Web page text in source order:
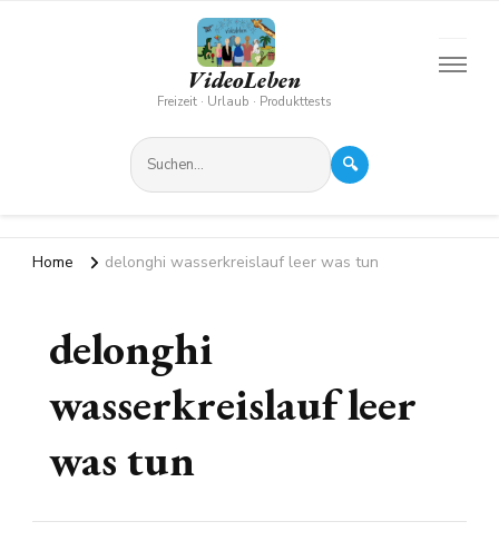
VideoLeben
Freizeit · Urlaub · Produkttests
🔍
Home delonghi wasserkreislauf leer was tun
delonghi
wasserkreislauf leer
was tun